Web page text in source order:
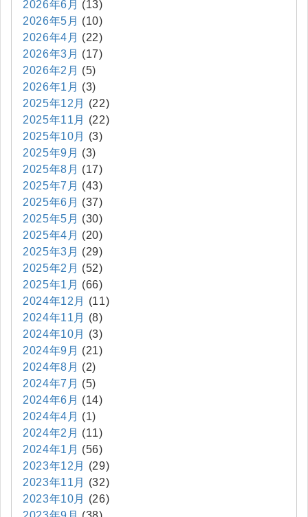
2026年6月 (13)
2026年5月 (10)
2026年4月 (22)
2026年3月 (17)
2026年2月 (5)
2026年1月 (3)
2025年12月
(22)
2025年11月
(22)
2025年10月
(3)
2025年9月 (3)
2025年8月 (17)
2025年7月 (43)
2025年6月 (37)
2025年5月 (30)
2025年4月 (20)
2025年3月 (29)
2025年2月 (52)
2025年1月 (66)
2024年12月
(11)
2024年11月
(8)
2024年10月
(3)
2024年9月 (21)
2024年8月 (2)
2024年7月 (5)
2024年6月 (14)
2024年4月 (1)
2024年2月 (11)
2024年1月 (56)
2023年12月
(29)
2023年11月
(32)
2023年10月
(26)